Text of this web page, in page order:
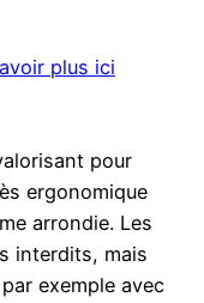
plus ici
pour
ergonomique
arrondie. Les
interdits, mais
exemple avec